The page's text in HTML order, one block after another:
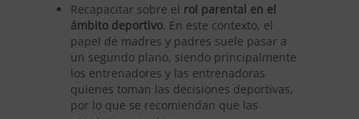
Recapacitar sobre el rol parental en el
ámbito deportivo. En este contexto, el
papel de madres y padres suele pasar a
un segundo plano, siendo principalmente
los entrenadores y las entrenadoras
quienes toman las decisiones deportivas,
por lo que se recomiendan que las